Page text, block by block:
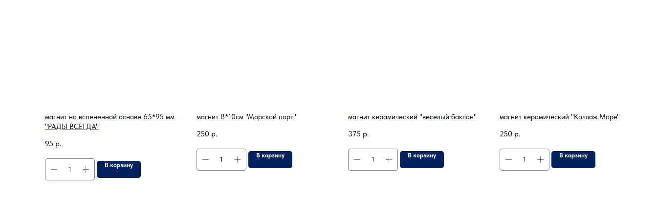
магнит на вспененной основе 65*95 мм
"РАДЫ ВСЕГДА"
95 р.
В корзину
магнит 8*10см "Морской порт"
250 р.
В корзину
магнит керамический "веселый баклан"
375 р.
В корзину
магнит керамический "Коллаж.Море"
250 р.
В корзину